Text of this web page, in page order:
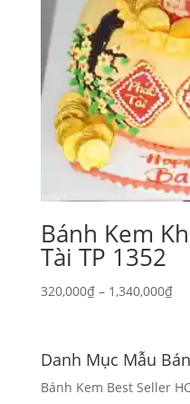
Bánh Kem
Tài TP 1352
320,000₫ – 1,340,000₫
Danh Mục Mẫu
Bánh Kem Best Seller